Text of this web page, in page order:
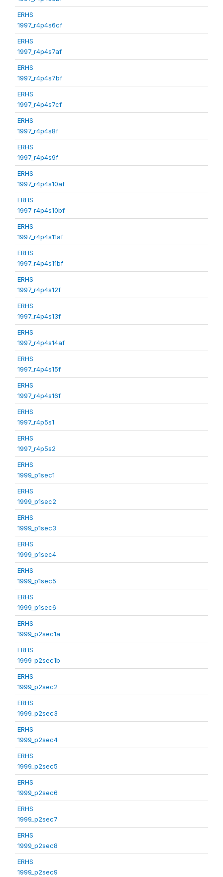
ERHS
1997_r4p4s6cf
ERHS
1997_r4p4s7af
ERHS
1997_r4p4s7bf
ERHS
1997_r4p4s7cf
ERHS
1997_r4p4s8f
ERHS
1997_r4p4s9f
ERHS
1997_r4p4s10af
ERHS
1997_r4p4s10bf
ERHS
1997_r4p4s11af
ERHS
1997_r4p4s11bf
ERHS
1997_r4p4s12f
ERHS
1997_r4p4s13f
ERHS
1997_r4p4s14af
ERHS
1997_r4p4s15f
ERHS
1997_r4p4s16f
ERHS
1997_r4p5s1
ERHS
1997_r4p5s2
ERHS
1999_p1sec1
ERHS
1999_p1sec2
ERHS
1999_p1sec3
ERHS
1999_p1sec4
ERHS
1999_p1sec5
ERHS
1999_p1sec6
ERHS
1999_p2sec1a
ERHS
1999_p2sec1b
ERHS
1999_p2sec2
ERHS
1999_p2sec3
ERHS
1999_p2sec4
ERHS
1999_p2sec5
ERHS
1999_p2sec6
ERHS
1999_p2sec7
ERHS
1999_p2sec8
ERHS
1999_p2sec9